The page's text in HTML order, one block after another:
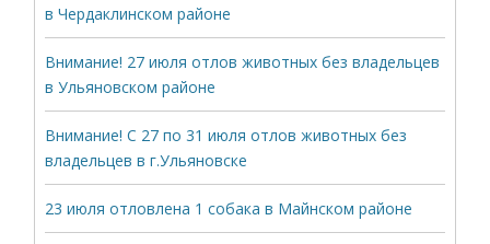
в Чердаклинском районе
Внимание! 27 июля отлов животных без владельцев
в Ульяновском районе
Внимание! С 27 по 31 июля отлов животных без
владельцев в г.Ульяновске
23 июля отловлена 1 собака в Майнском районе